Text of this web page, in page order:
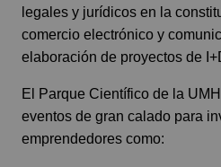
legales y jurídicos en la
comercio electrónico y
elaboración de proyectos de
El Parque Científico de la
eventos de gran calado para
emprendedores como: